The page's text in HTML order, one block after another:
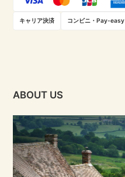
キャリア決済 コンビニ・Pay-easy
ABOUT US